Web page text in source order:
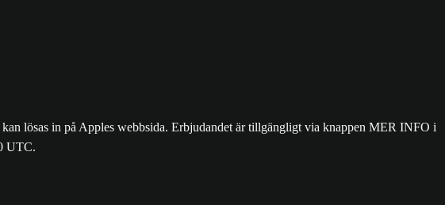
lösas in på Apples webbsida. Erbjudandet är tillgängligt via knappen MER INFO i
UTC.